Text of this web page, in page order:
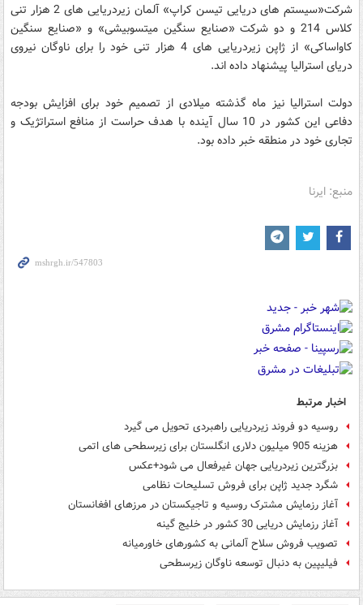
شرکت«سیستم های دریایی تیسن کراپ» آلمان زیردریایی های 2 هزار تنی
کلاس 214 و دو شرکت «صنایع سنگین میتسوبیشی» و «صنایع سنگین
کاواساکی» از ژاپن زیردریایی های 4 هزار تنی خود را برای ناوگان نیروی
دریای استرالیا پیشنهاد داده اند.
دولت استرالیا نیز ماه گذشته میلادی از تصمیم خود برای افزایش بودجه
دفاعی این کشور در 10 سال آینده با هدف حراست از منافع استراتژیک و
تجاری خود در منطقه خبر داده بود.
منبع: ایرنا
اخبار مرتبط
روسیه دو فروند زیردریایی راهبردی تحویل می گیرد
هزینه 905 میلیون دلاری انگلستان برای زیرسطحی های اتمی
بزرگترین زیردریایی جهان غیرفعال می شود+عکس
شگرد جدید ژاپن برای فروش تسلیحات نظامی
آغاز رزمایش مشترک روسیه و تاجیکستان در مرزهای افغانستان
آغاز رزمایش دریایی 30 کشور در خلیج گینه
تصویب فروش سلاح آلمانی به کشورهای خاورمیانه
فیلیپین به دنبال توسعه ناوگان زیرسطحی